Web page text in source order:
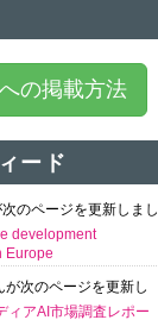
の掲載方法
ード
のページを更新しまし
development
Europe
が次のページを更新し
ィアAI市場調査レポー